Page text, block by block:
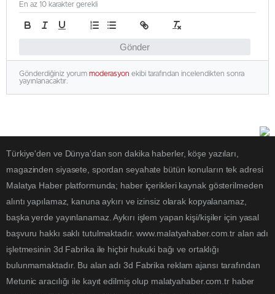
Gönder
En az 10 karakter gerekli
Gönderdiğiniz yorum moderasyon ekibi tarafından incelendikten sonra
yayınlanacaktır.
Türkiye'den ve Dünya’dan son dakika haberler, köşe yazıları,
magazinden siyasete, spordan seyahate bütün konuların tek adresi
Malatya Haber platformunda; haber içerikleri kaynak gösterilmeden
alıntı yapılamaz, kanuna aykırı ve izinsiz olarak kopyalanamaz,
başka yerde yayınlanamaz. Aykırı işlem yapan kişi/kişiler için yasal
başvuru hakkı saklı tutulmaktadır. www.malatyahaber.com.tr alan adı
işletmesinin 3d Fabrika ile hiçbir hukuki bağı ve ortaklığı
bulunmamaktadır. Bu alan adı 3d Fabrika reklam ajansı tarafından
Metunic aracılığı ile kayıt edilmiş olup malatyahaber.com.tr haber